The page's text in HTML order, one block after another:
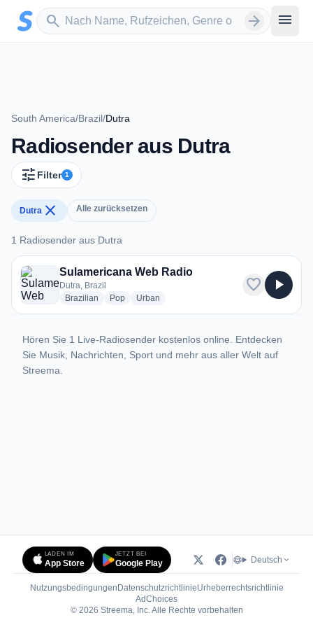
Zum Hauptinhalt springen
search
Sender suchen arrow_forward menu
South America/Brazil/Dutra
Radiosender aus Dutra
tune Filter 1
Dutra close Alle zurücksetzen
1 Radiosender aus Dutra
1 Radiosender aus Dutra
Sulamericana Web Radio
Dutra, Brazil
Brazilian radio stations
Popradio stations
Urban
favorite play_arrow
Hören Sie 1 Live-Radiosender kostenlos online. Entdecken
Sie Musik, Nachrichten, Sport und mehr aus aller Welt auf
Streema.
LADEN IM
App Store
JETZT BEI
Google Play Deutsch
Nutzungsbedingungen DatenschutzrichtlinieUrheberrechtsrichtlinie
AdChoices(öffnet in neuem Tab)
© 2026 Streema, Inc. Alle Rechte vorbehalten